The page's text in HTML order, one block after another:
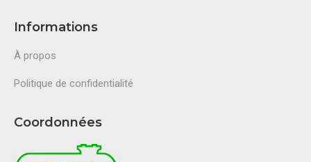
Informations
À propos
Politique de confidentialité
Coordonnées